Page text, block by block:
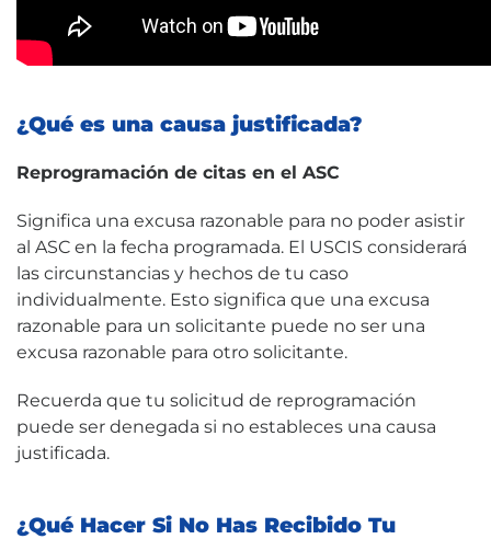
¿Qué es una causa justificada?
Reprogramación de citas en el ASC
Significa una excusa razonable para no poder asistir
al ASC en la fecha programada. El USCIS considerará
las circunstancias y hechos de tu caso
individualmente. Esto significa que una excusa
razonable para un solicitante puede no ser una
excusa razonable para otro solicitante.
Recuerda que tu solicitud de reprogramación
puede ser denegada si no estableces una causa
justificada.
¿Qué Hacer Si No Has Recibido Tu